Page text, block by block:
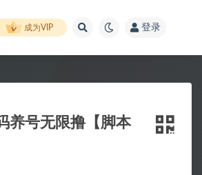
成为VIP 登录
养号无限撸【脚本